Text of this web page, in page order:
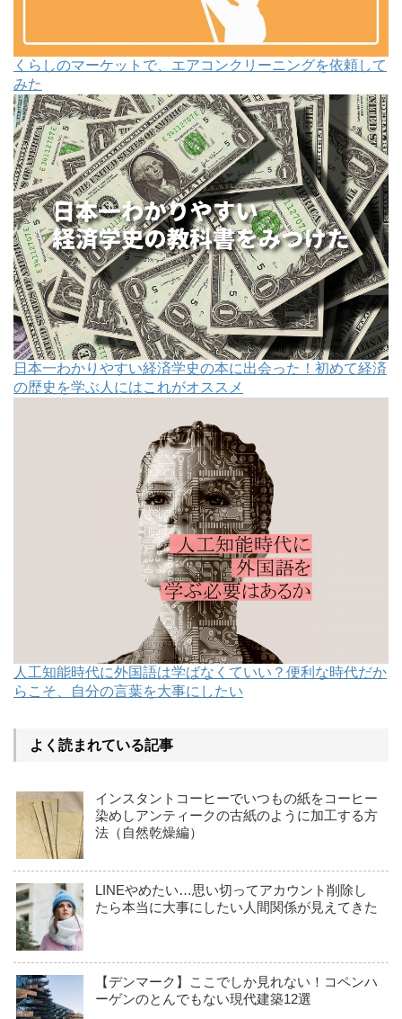
くらしのマーケットで、エアコンクリーニングを依頼して
みた
日本一わかりやすい経済学史の本に出会った！初めて経済
の歴史を学ぶ人にはこれがオススメ
人工知能時代に外国語は学ばなくていい？便利な時代だか
らこそ、自分の言葉を大事にしたい
よく読まれている記事
インスタントコーヒーでいつもの紙をコーヒー
染めしアンティークの古紙のように加工する方
法（自然乾燥編）
LINEやめたい…思い切ってアカウント削除し
たら本当に大事にしたい人間関係が見えてきた
【デンマーク】ここでしか見れない！コペンハ
ーゲンのとんでもない現代建築12選